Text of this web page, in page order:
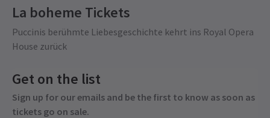
La boheme Tickets
Puccinis berühmte Liebesgeschichte kehrt ins Royal Opera
House zurück
Get on the list
Sign up for our emails and be the first to know as soon as
tickets go on sale.